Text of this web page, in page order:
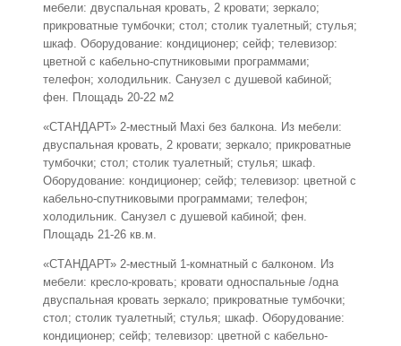
мебели: двуспальная кровать, 2 кровати; зеркало;
прикроватные тумбочки; стол; столик туалетный; стулья;
шкаф. Оборудование: кондиционер; сейф; телевизор:
цветной с кабельно-спутниковыми программами;
телефон; холодильник. Санузел с душевой кабиной;
фен. Площадь 20-22 м2
«СТАНДАРТ» 2-местный Maxi без балкона. Из мебели:
двуспальная кровать, 2 кровати; зеркало; прикроватные
тумбочки; стол; столик туалетный; стулья; шкаф.
Оборудование: кондиционер; сейф; телевизор: цветной с
кабельно-спутниковыми программами; телефон;
холодильник. Санузел с душевой кабиной; фен.
Площадь 21-26 кв.м.
«СТАНДАРТ» 2-местный 1-комнатный с балконом. Из
мебели: кресло-кровать; кровати односпальные /одна
двуспальная кровать зеркало; прикроватные тумбочки;
стол; столик туалетный; стулья; шкаф. Оборудование:
кондиционер; сейф; телевизор: цветной с кабельно-